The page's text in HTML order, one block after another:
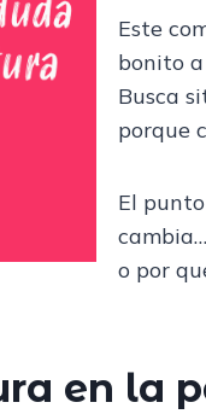
Este
bonito
Busca
porque
El
cambia…
o por
en la